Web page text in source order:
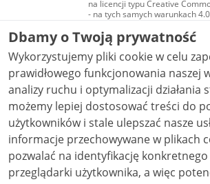
na licencji typu Creative
- na tych samych warunkach
Materiały audiowizualne, w
audio i wideo, są udostępniane
Creative Commons: uznanie
niekomercyjne - bez utworów
NC-ND 4.0), o ile nie jest to
Dbamy o Twoją prywatność
Wykorzystujemy pliki cookie w celu
prawidłowego funkcjonowania naszej
analizy ruchu i optymalizacji działania strony.
możemy lepiej dostosować treści do
użytkowników i stale ulepszać nasze usługi.
informacje przechowywane w plikach
pozwalać na identyfikację
przeglądarki użytkownika, a więc